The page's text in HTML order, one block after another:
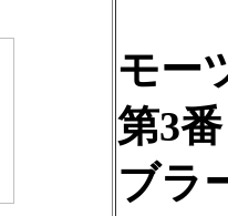
モー
第3
ブラ